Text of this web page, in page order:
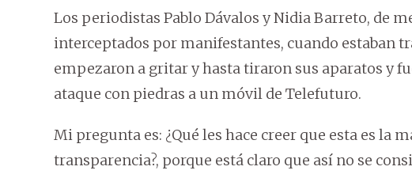
Los periodistas Pablo Dávalos y Nidia Barreto, de
interceptados por manifestantes, cuando estaban
empezaron a gritar y hasta tiraron sus aparatos y
ataque con piedras a un móvil de Telefuturo.
Mi pregunta es: ¿Qué les hace creer que esta es la
transparencia?, porque está claro que así no se